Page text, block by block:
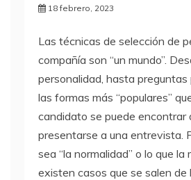
18 febrero, 2023
Las técnicas de selección de
compañía son “un mundo”.
personalidad, hasta
las formas más “populares”
candidato se puede encontrar
presentarse a una entrevista.
sea “la normalidad” o lo que la
existen casos que se salen de